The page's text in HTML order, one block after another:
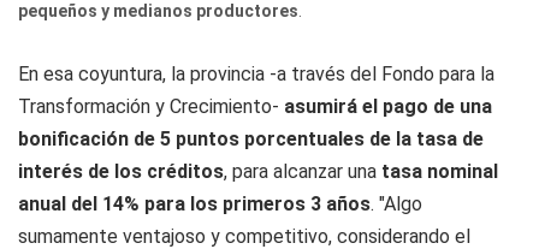
pequeños y medianos productores
En esa coyuntura, la provincia -a través del Fondo para la
Transformación y Crecimiento- asumirá el pago de una
bonificación de 5 puntos porcentuales de la tasa de
interés de los créditos, para alcanzar una tasa nominal
anual del 14% para los primeros 3 años. "Algo
sumamente ventajoso y competitivo, considerando el